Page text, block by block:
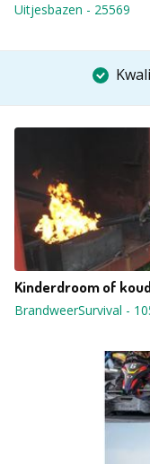
Uitjesbazen - 25569
Kinderdroom of
BrandweerSurvival -